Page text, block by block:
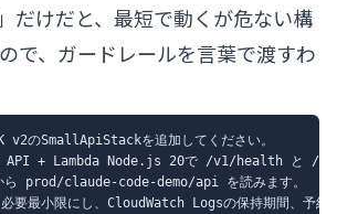
だけだと、最短で動くが危ない構
で、ガードレールを言葉で渡すわ
v2のSmallApiStackを追加してください。
API + Lambda Node.js 20で /v1/health と /
prod/claude-code-demo/api を読みます。
必要最小限にし、CloudWatch Logsの保持期間、予